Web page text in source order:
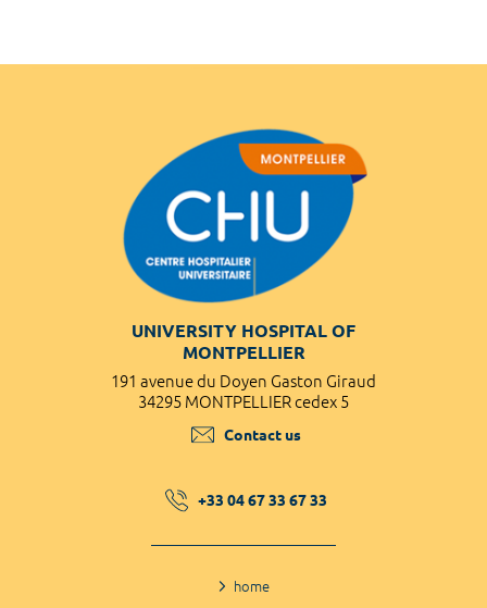
UNIVERSITY HOSPITAL OF
MONTPELLIER
191 avenue du Doyen Gaston Giraud
34295 MONTPELLIER cedex 5
Contact us
+33 04 67 33 67 33
home